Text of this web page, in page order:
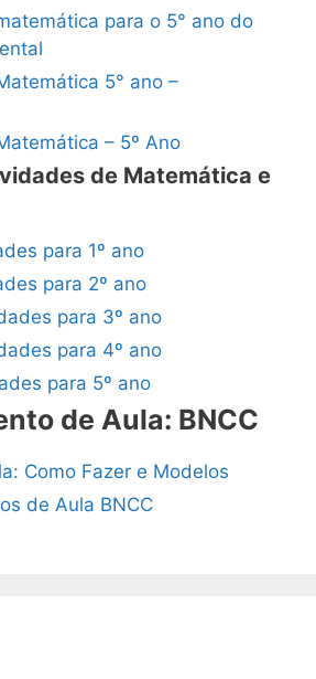
para o 5° ano do
5° ano –
– 5º Ano
de Matemática e
para 1º ano
para 2º ano
para 3º ano
para 4º ano
para 5º ano
de Aula: BNCC
Como Fazer e Modelos
de Aula BNCC